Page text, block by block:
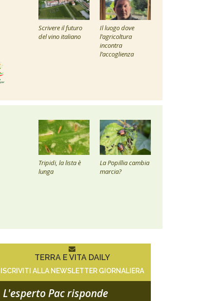
Scrivere il futuro
del vino italiano
Il luogo dove
l’agricoltura
incontra
l’accoglienza
Tripidi, la lista è
lunga
La Popillia cambia
marcia?
TERRA E VITA DAILY
ISCRIVITI ALLA NEWSLETTER GIORNALIERA
L'esperto Pac risponde